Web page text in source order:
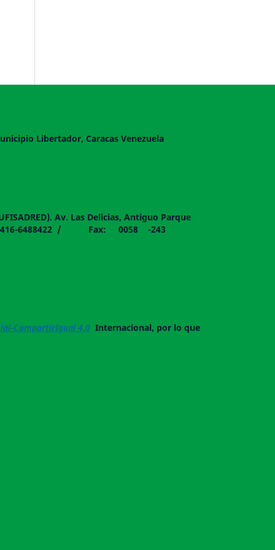
Libertador, Caracas Venezuela
Av. Las Delicias, Antiguo Parque
- 0416-6488422 / Fax: 0058 -243
CompartirIgual 4.0 Internacional, por lo que